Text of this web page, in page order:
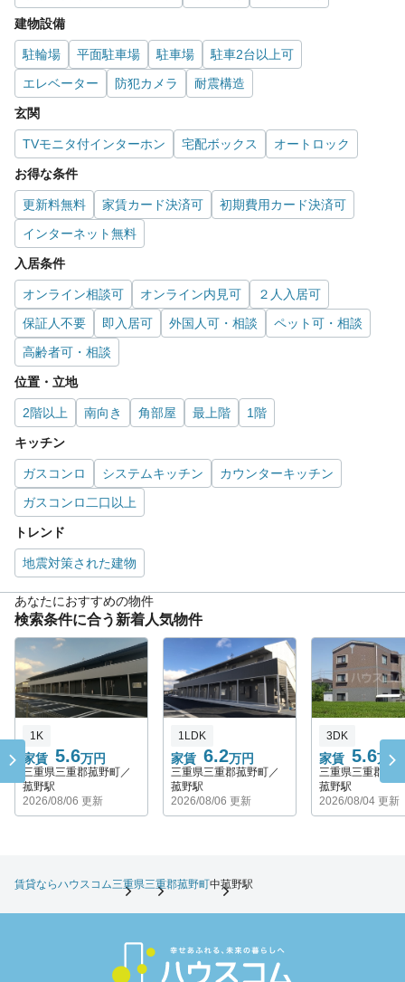
建物設備
駐輪場 平面駐車場 駐車場
駐車2台以上可
エレベーター
防犯カメラ 耐震構造
玄関
TVモニタ付インターホン 宅配ボックス オートロック
お得な条件
更新料無料 家賃カード決済可
初期費用カード決済可
インターネット無料
入居条件
オンライン相談可 オンライン内見可
２人入居可
保証人不要
即入居可 外国人可・相談
ペット可・相談
高齢者可・相談
位置・立地
2階以上 南向き 角部屋 最上階 1階
キッチン
ガスコンロ システムキッチン
カウンターキッチン
ガスコンロ二口以上
トレンド
地震対策された建物
あなたにおすすめの物件
検索条件に合う新着人気物件
1K
家賃 5.6万円
三重県三重郡菰野町／
菰野駅
2026/08/06 更新
1LDK
家賃 6.2万円
三重県三重郡菰野町／
菰野駅
2026/08/06 更新
3DK
家賃 5.6万円
三重県三重郡菰
菰野駅
2026/08/04 更新
賃貸ならハウスコム三重県三重郡菰野町中菰野駅